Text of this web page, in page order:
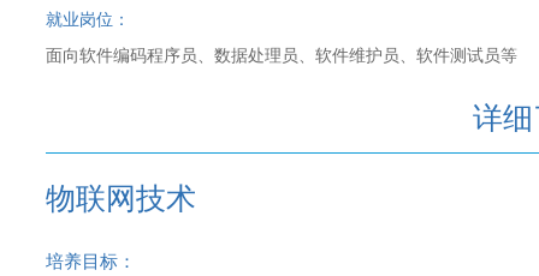
就业岗位：
面向软件编码程序员、数据处理员、软件维护员、软件测试员等
详
物联网技术
培养目标：